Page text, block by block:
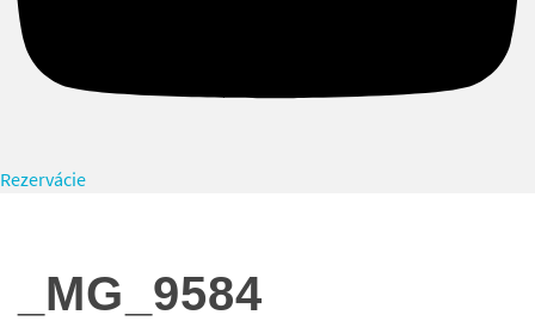
Rezervácie
_MG_9584